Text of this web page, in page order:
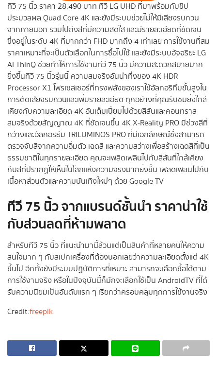
ทีวี 75 นิ้ว ราคา 28,490 บาท ทีวี LG UHD ที่มาพร้อมกับชิป
ประมวลผล Quad Core 4K และยังมีระบบช่วยไม่ให้มีเสียงรบกวน
จากภายนอก รวมไปถึงสีที่มีความสดใส และมีรายละเอียดที่ชัดเจน
ซึ่งอยู่ในระดับ 4K ที่มากกว่า FHD มากถึง 4 เท่าเลย การใช้งานที่สม
ราคาเหมาะที่จะเป็นตัวเลือกในการซื้อไปใช้ และยังมีระบบอัจฉริยะ LG
AI ThinQ ช่วยทำให้การใช้งานทีวี 75 นิ้ว มีความสะดวกสบายมาก
ยิ่งขึ้นทีวี 75 นิ้วรุ่นนี้ ความสมจริงอันน่าทึ่งของ 4K HDR
Processor X1 โพรเซสเซอร์ที่ทรงพลังของเราใช้อัลกอริทึมขั้นสูงใน
การตัดเสียงรบกวนและเพิ่มรายละเอียด ทุกอย่างที่คุณรับชมยิ่งใกล้
เคียงกับความละเอียด 4K อันเต็มเปี่ยมไปด้วยสีสันและคอนทราส
สมจริงด้วยสัญญาณ 4K ที่ชัดเจนขึ้น 4K X-Reality PRO มีช่วงสีที่
กว้างและอัลกอริธึม TRILUMINOS PRO ที่มีเอกลักษณ์ซึ่งสามารถ
ตรวจจับสีจากความอิ่มตัว เฉดสี และความสว่างเพื่อสร้างเฉดสีที่เป็น
ธรรมชาติในทุกรายละเอียด คุณจะเพลิดเพลินไปกับสีสันที่ใกล้เคียง
กับสีที่ปรากฏให้เห็นในโลกแห่งความจริงมากยิ่งขึ้น เพลิดเพลินไปกับ
เนื้อหาส่วนตัวและความบันเทิงใหม่ๆ ด้วย Google TV
ทีวี 75 นิ้ว จากแบรนด์ชั้นนำ ราคาน่าใช้
กับส่วนลดที่ห้ามพลาด
สำหรับทีวี 75 นิ้ว ที่แนะนำมานี้ล้วนแต่เป็นสินค้าที่หลายคนให้ความ
สนใจมาก ๆ กับสเปกเครื่องที่ต้องบอกเลยว่าความละเอียดตั้งแต่ 4K
ขึ้นไป อีกทั้งยังมีระบบปฏิบัติการที่เหมาะ สามารถจะเลือกซื้อได้ตาม
การใช้งานจริง หรือในปัจจุบันนี้ก็มักจะเลือกใช้เป็น AndroidTV ที่ได้
รับความนิยมเป็นอันดับแรก ๆ เรียกว่าครอบคลุมทุกการใช้งานจริง
Credit:freepik